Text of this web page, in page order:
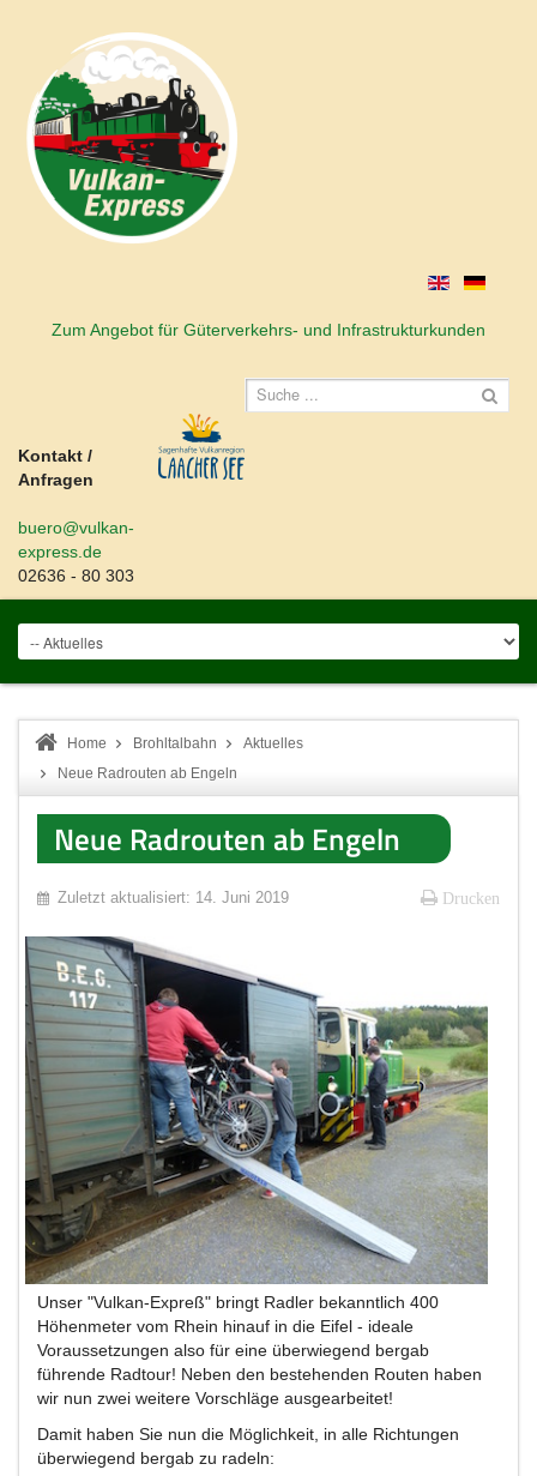
Zum Angebot für Güterverkehrs- und Infrastrukturkunden
Kontakt /
Anfragen
buero@vulkan-
express.de
02636 - 80 303
Home Brohltalbahn
Aktuelles
Neue Radrouten ab Engeln
Neue Radrouten ab Engeln
Drucken
Zuletzt aktualisiert: 14. Juni 2019
Unser "Vulkan-Expreß" bringt Radler bekanntlich 400
Höhenmeter vom Rhein hinauf in die Eifel - ideale
Voraussetzungen also für eine überwiegend bergab
führende Radtour! Neben den bestehenden Routen haben
wir nun zwei weitere Vorschläge ausgearbeitet!
Damit haben Sie nun die Möglichkeit, in alle Richtungen
überwiegend bergab zu radeln: